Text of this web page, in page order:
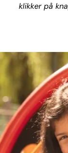
klikker på